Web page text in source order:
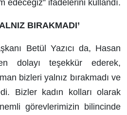
edeceğiz” ifadelerini kullandı.
BIRAKMADI’
Betül Yazıcı da, Hasan
dolayı teşekkür ederek,
bizleri yalnız bırakmadı ve
Bizler kadın kolları olarak
görevlerimizin bilincinde